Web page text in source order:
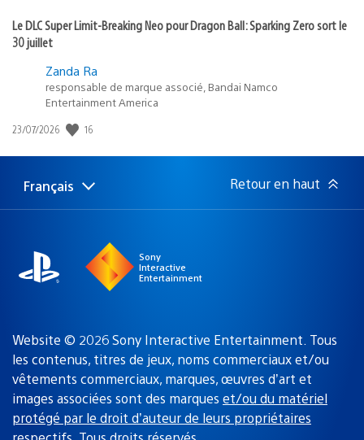
Le DLC Super Limit-Breaking Neo pour Dragon Ball: Sparking Zero sort le
30 juillet
Zanda Ra
responsable de marque associé, Bandai Namco
Entertainment America
Date
publication
23/07/2026 16
Choisir
une
Région
actuelle
Français Retour en haut
Sony
Interactive
Entertainment
Website © 2026 Sony Interactive Entertainment. Tous
les contenus, titres de jeux, noms commerciaux et/ou
vêtements commerciaux, marques, œuvres d’art et
images associées sont des marques et/ou du matériel
protégé par le droit d’auteur de leurs propriétaires